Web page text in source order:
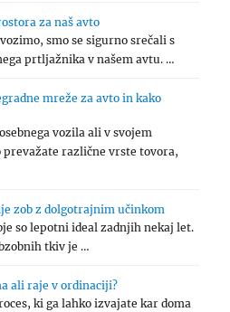
za naš avto
smo se sigurno srečali s
prtljažnika v našem avtu. …
mreže za avto in kako
vozila ali v svojem
različne vrste tovora,
zob z dolgotrajnim učinkom
so lepotni ideal zadnjih nekaj let.
tkiv je …
ali raje v ordinaciji?
ki ga lahko izvajate kar doma